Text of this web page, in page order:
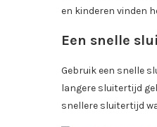
en kinderen vinden
Een snelle
Gebruik een snelle
langere sluitertijd
snellere sluitertijd